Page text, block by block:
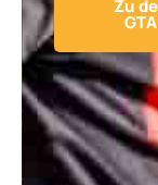
Zu
GTA